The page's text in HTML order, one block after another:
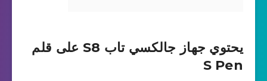
يحتوي جهاز جالكسي تاب S8 على قلم
S Pen